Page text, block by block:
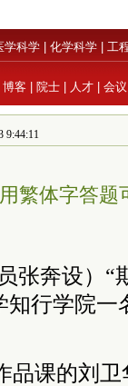
学科学 化学科学 工
博客 院士 人才 会议
9:44:11
繁体字答题
张奔设）“
行学院一
品课的刘